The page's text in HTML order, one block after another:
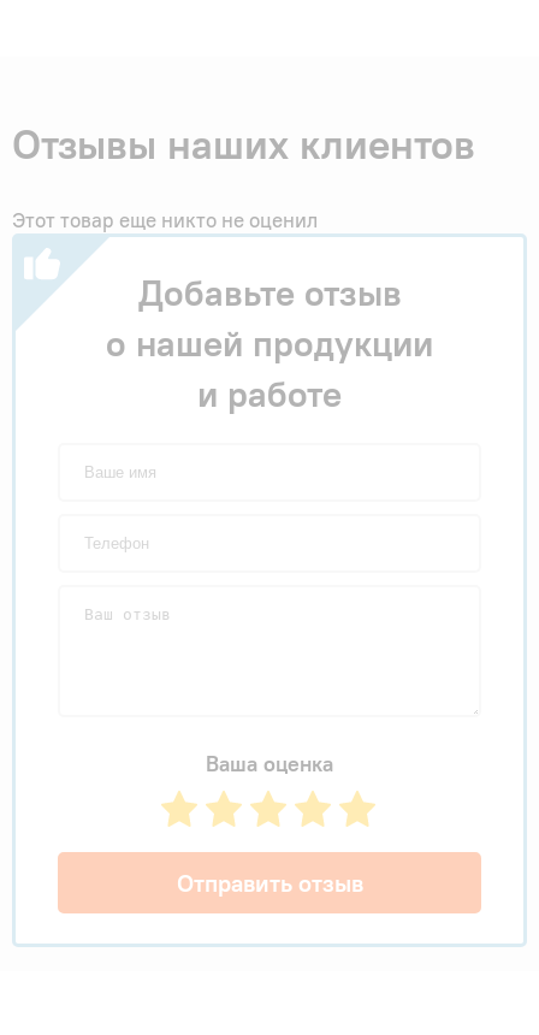
Отзывы наших клиентов
Этот товар еще никто не оценил
Добавьте отзыв
о нашей продукции
и работе
Ваша оценка
Отправить отзыв